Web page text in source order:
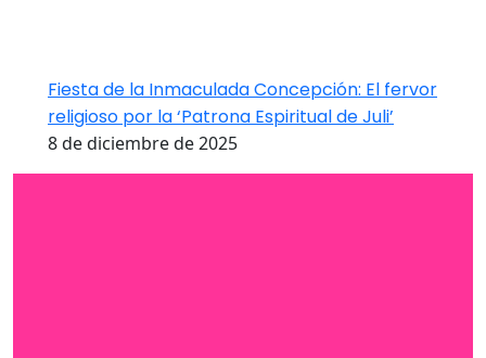
Fiesta de la Inmaculada Concepción: El fervor
religioso por la ‘Patrona Espiritual de Juli’
8 de diciembre de 2025